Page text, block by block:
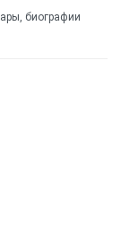
биографии